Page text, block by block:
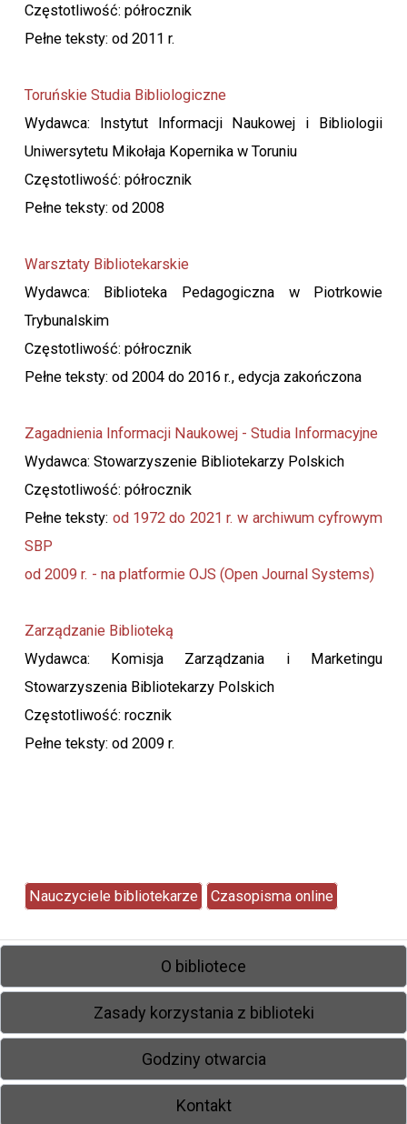
Częstotliwość: półrocznik
Pełne teksty: od 2011 r.
Toruńskie Studia Bibliologiczne
Wydawca: Instytut Informacji Naukowej i Bibliologii
Uniwersytetu Mikołaja Kopernika w Toruniu
Częstotliwość: półrocznik
Pełne teksty: od 2008
Warsztaty Bibliotekarskie
Wydawca: Biblioteka Pedagogiczna w Piotrkowie
Trybunalskim
Częstotliwość: półrocznik
Pełne teksty: od 2004 do 2016 r., edycja zakończona
Zagadnienia Informacji Naukowej - Studia Informacyjne
Wydawca: Stowarzyszenie Bibliotekarzy Polskich
Częstotliwość: półrocznik
Pełne teksty: od 1972 do 2021 r. w archiwum cyfrowym
SBP
od 2009 r. - na platformie OJS (Open Journal Systems)
Zarządzanie Biblioteką
Wydawca: Komisja Zarządzania i Marketingu
Stowarzyszenia Bibliotekarzy Polskich
Częstotliwość: rocznik
Pełne teksty: od 2009 r.
Nauczyciele bibliotekarze Czasopisma online
O bibliotece
Zasady korzystania z biblioteki
Godziny otwarcia
Kontakt